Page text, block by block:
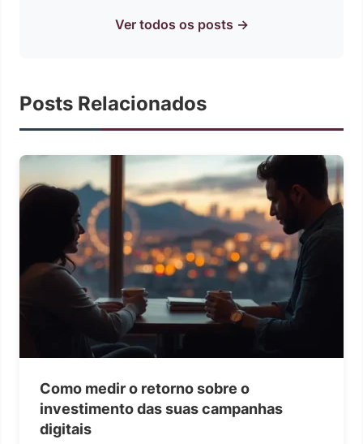
Ver todos os posts →
Posts Relacionados
Como medir o retorno sobre o
investimento das suas campanhas
digitais